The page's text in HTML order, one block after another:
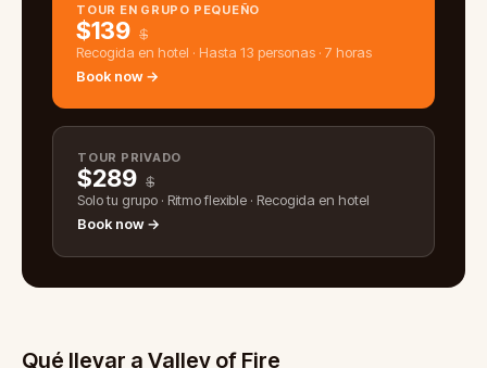
TOUR EN GRUPO PEQUEÑO
$139 $
Recogida en hotel · Hasta 13 personas · 7 horas
Book now →
TOUR PRIVADO
$289 $
Solo tu grupo · Ritmo flexible · Recogida en hotel
Book now →
Qué llevar a Valley of Fire